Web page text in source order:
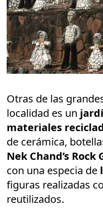
Otras de las
localidad es un
materiales
de cerámica,
Nek Chand’s Rock
con una especia de
figuras realizadas
reutilizados.